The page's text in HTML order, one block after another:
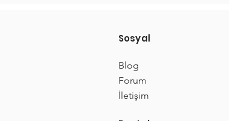
Sosyal
Blog
Forum
İletişim